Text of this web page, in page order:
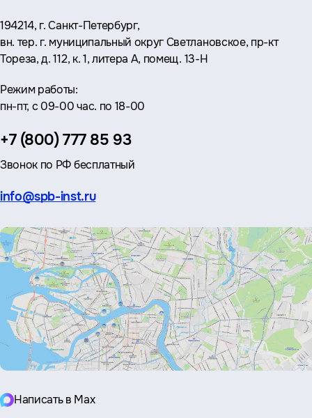
Адрес:
194214, г. Санкт-Петербург,
вн. тер. г. муниципальный округ Светлановское, пр-кт
Тореза, д. 112, к. 1, литера А, помещ. 13-Н
Режим работы:
пн-пт, с 09-00 час. по 18-00
Телефон:
+7 (800) 777 85 93
Звонок по РФ бесплатный
Эл.
info@spb-inst.ru
Написать в Max